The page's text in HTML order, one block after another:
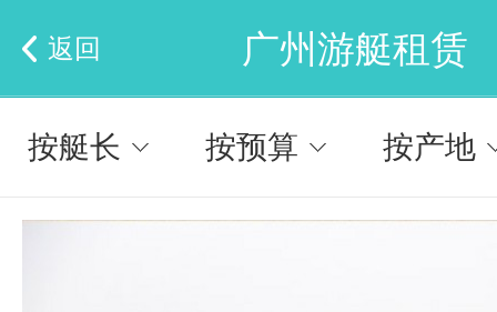
广州游艇租赁
返回
按艇长 按预算 按产地